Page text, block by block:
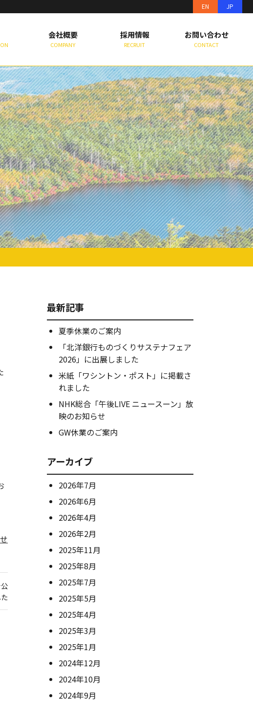
EN JP
会社概要
COMPANY
採用情報
RECRUIT
お問い合わせ
CONTACT
最新記事
夏季休業のご案内
「北洋銀行ものづくりサステナフェア
2026」に出展しました
米紙「ワシントン・ポスト」に掲載さ
れました
NHK総合「午後LIVE ニュースーン」放
映のお知らせ
GW休業のご案内
アーカイブ
2026年7月
2026年6月
2026年4月
2026年2月
2025年11月
2025年8月
2025年7月
2025年5月
2025年4月
2025年3月
2025年1月
2024年12月
2024年10月
2024年9月